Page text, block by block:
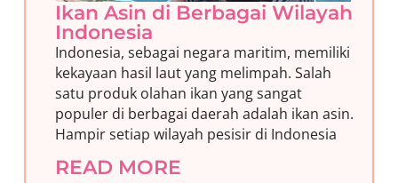
Ikan Asin di Berbagai Wilayah
Indonesia
Indonesia, sebagai negara maritim, memiliki
kekayaan hasil laut yang melimpah. Salah
satu produk olahan ikan yang sangat
populer di berbagai daerah adalah ikan asin.
Hampir setiap wilayah pesisir di Indonesia
READ MORE